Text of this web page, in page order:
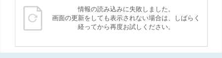
情報の読み込みに失敗しました。
画面の更新をしても表示されない場合は、しばらく
経ってから再度お試しください。